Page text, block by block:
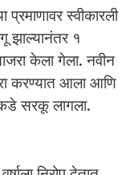
प्रमाणावर स्वीकारली
झाल्यानंतर १
केला गेला. नवीन
करण्यात आला आणि
सरकू लागला.